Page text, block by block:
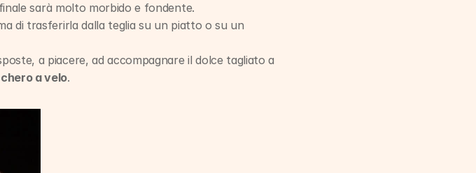
sarà molto morbido e fondente.
di trasferirla dalla teglia su un piatto o su un
a piacere, ad accompagnare il dolce tagliato a
a velo.